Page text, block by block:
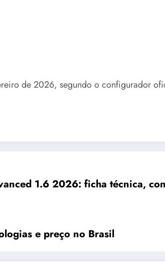
de 2026, segundo o configurador
1.6 2026: ficha técnica,
e preço no Brasil